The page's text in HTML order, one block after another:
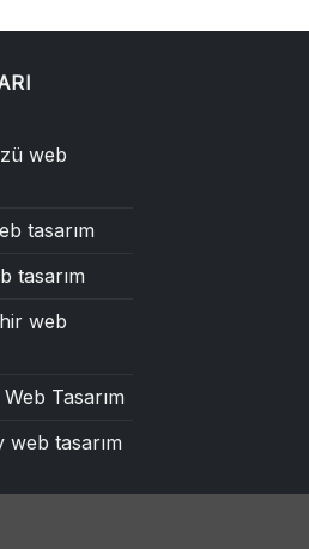
web
tasarım
tasarım
web
Tasarım
web tasarım